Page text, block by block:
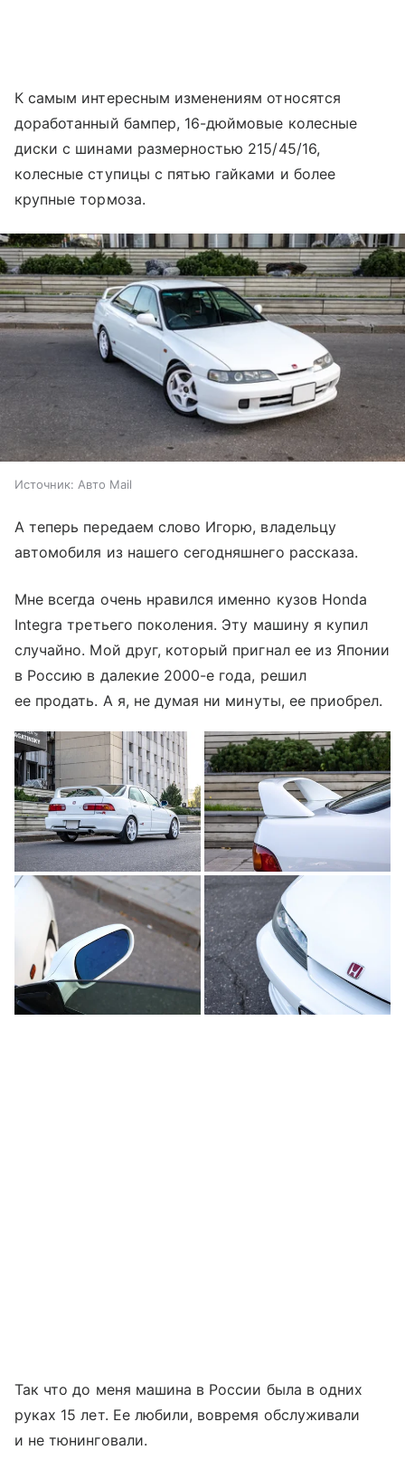
К самым интересным изменениям относятся
доработанный бампер, 16-дюймовые колесные
диски с шинами размерностью 215/45/16,
колесные ступицы с пятью гайками и более
крупные тормоза.
Источник: Авто Mail
А теперь передаем слово Игорю, владельцу
автомобиля из нашего сегодняшнего рассказа.
Мне всегда очень нравился именно кузов Honda
Integra третьего поколения. Эту машину я купил
случайно. Мой друг, который пригнал ее из Японии
в Россию в далекие 2000-е года, решил
ее продать. А я, не думая ни минуты, ее приобрел.
Так что до меня машина в России была в одних
руках 15 лет. Ее любили, вовремя обслуживали
и не тюнинговали.